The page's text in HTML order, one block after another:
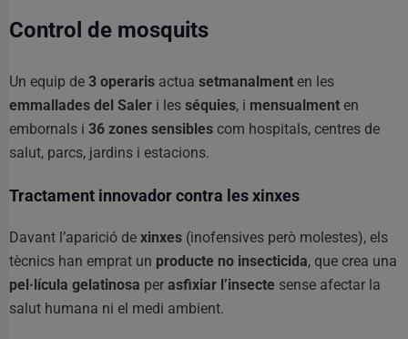
Control de mosquits
Un equip de 3 operaris actua setmanalment en les
emmallades del Saler i les séquies, i mensualment en
embornals i 36 zones sensibles com hospitals, centres de
salut, parcs, jardins i estacions.
Tractament innovador contra les xinxes
Davant l’aparició de xinxes (inofensives però molestes), els
tècnics han emprat un producte no insecticida, que crea una
pel·lícula gelatinosa per asfixiar l’insecte sense afectar la
salut humana ni el medi ambient.